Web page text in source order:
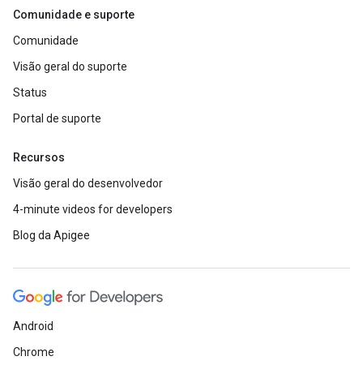
Comunidade e suporte
Comunidade
Visão geral do suporte
Status
Portal de suporte
Recursos
Visão geral do desenvolvedor
4-minute videos for developers
Blog da Apigee
Android
Chrome